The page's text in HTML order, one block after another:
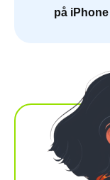
på iPhone